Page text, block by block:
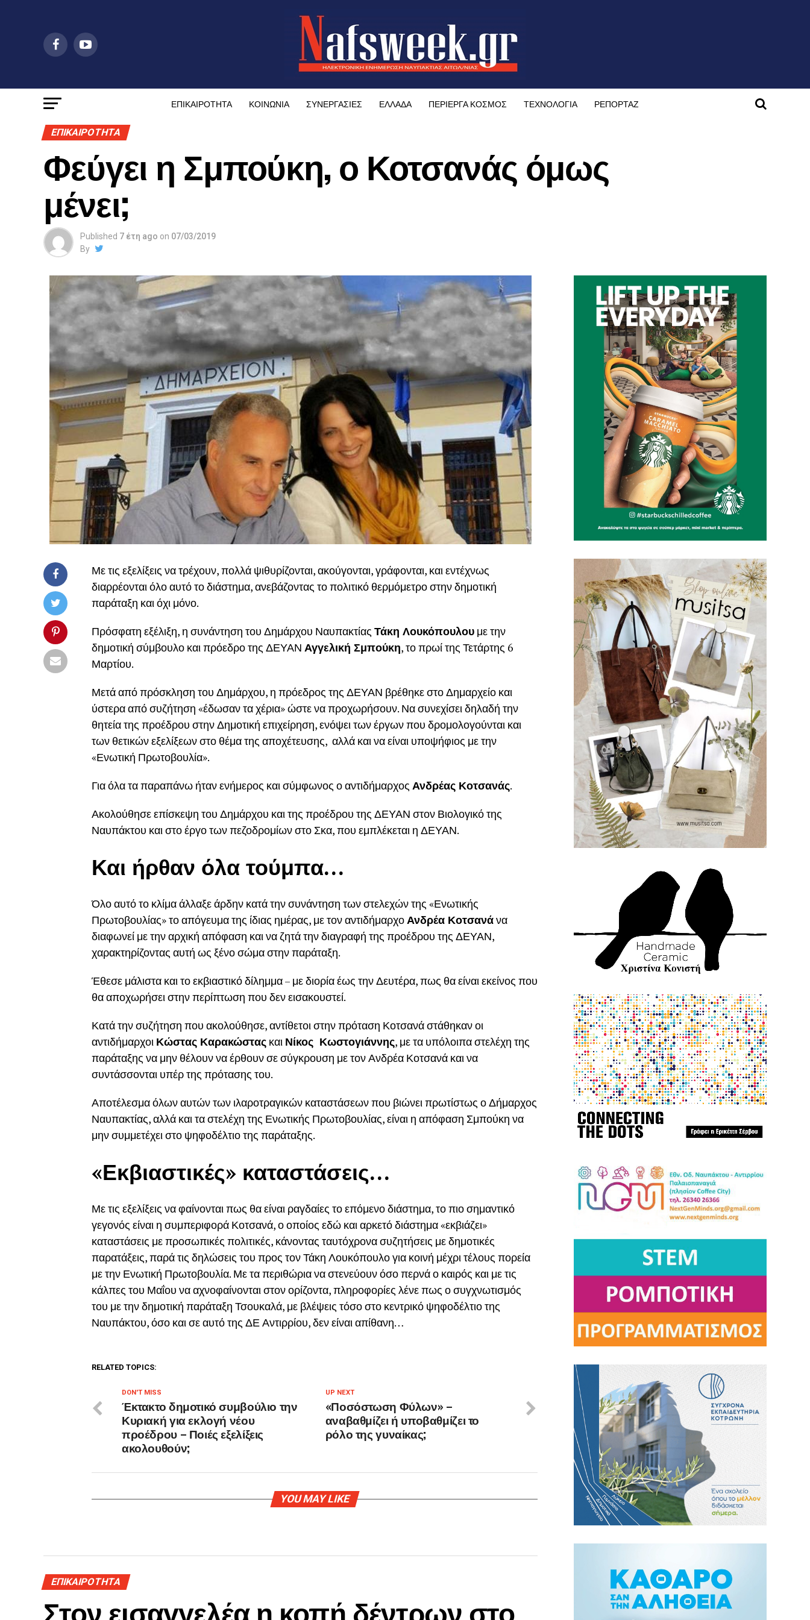
ΕΠΙΚΑΙΡΟΤΗΤΑ ΚΟΙΝΩΝΙΑ ΣΥΝΕΡΓΑΣΙΕΣ ΕΛΛΑΔΑ ΠΕΡΙΕΡΓΑ ΚΟΣΜΟΣ ΤΕΧΝΟΛΟΓΙΑ ΡΕΠΟΡΤΑΖ
ΕΠΙΚΑΙΡΟΤΗΤΑ
Φεύγει η Σμπούκη, ο Κοτσανάς όμως
μένει;
Published 7 έτη ago on 07/03/2019
By
Με τις εξελίξεις να τρέχουν, πολλά ψιθυρίζονται, ακούγονται, γράφονται, και εντέχνως
διαρρέονται όλο αυτό το διάστημα, ανεβάζοντας το πολιτικό θερμόμετρο στην δημοτική
παράταξη και όχι μόνο.
Πρόσφατη εξέλιξη, η συνάντηση του Δημάρχου Ναυπακτίας Τάκη Λουκόπουλου με την
δημοτική σύμβουλο και πρόεδρο της ΔΕΥΑΝ Αγγελική Σμπούκη, το πρωί της Τετάρτης 6
Μαρτίου.
Μετά από πρόσκληση του Δημάρχου, η πρόεδρος της ΔΕΥΑΝ βρέθηκε στο Δημαρχείο και
ύστερα από συζήτηση «έδωσαν τα χέρια» ώστε να προχωρήσουν. Να συνεχίσει δηλαδή την
θητεία της προέδρου στην Δημοτική επιχείρηση, ενόψει των έργων που δρομολογούνται και
των θετικών εξελίξεων στο θέμα της αποχέτευσης, αλλά και να είναι υποψήφιος με την
«Ενωτική Πρωτοβουλία».
Για όλα τα παραπάνω ήταν ενήμερος και σύμφωνος ο αντιδήμαρχος Ανδρέας Κοτσανάς.
Ακολούθησε επίσκεψη του Δημάρχου και της προέδρου της ΔΕΥΑΝ στον Βιολογικό της
Ναυπάκτου και στο έργο των πεζοδρομίων στο Σκα, που εμπλέκεται η ΔΕΥΑΝ.
Και ήρθαν όλα τούμπα…
Όλο αυτό το κλίμα άλλαξε άρδην κατά την συνάντηση των στελεχών της «Ενωτικής
Πρωτοβουλίας» το απόγευμα της ίδιας ημέρας, με τον αντιδήμαρχοΑνδρέα Κοτσανάνα
διαφωνεί με την αρχική απόφαση και να ζητά την διαγραφή της προέδρου της ΔΕΥΑΝ,
χαρακτηρίζοντας αυτή ως ξένο σώμα στην παράταξη.
Έθεσε μάλιστα και το εκβιαστικό δίλημμα – με διορία έως την Δευτέρα, πως θα είναι εκείνος που
θα αποχωρήσει στην περίπτωση που δεν εισακουστεί.
Κατά την συζήτηση που ακολούθησε, αντίθετοι στην πρόταση Κοτσανά στάθηκαν οι
αντιδήμαρχοι Κώστας Καρακώστας και Νίκος Κωστογιάννης, με τα υπόλοιπα στελέχη της
παράταξης να μην θέλουν να έρθουν σε σύγκρουση με τον Ανδρέα Κοτσανά και να
συντάσσονται υπέρ της πρότασης του.
Αποτέλεσμα όλων αυτών των ιλαροτραγικών καταστάσεων που βιώνει πρωτίστως ο Δήμαρχος
Ναυπακτίας, αλλά και τα στελέχη της Ενωτικής Πρωτοβουλίας, είναι η απόφαση Σμπούκη να
μην συμμετέχει στο ψηφοδέλτιο της παράταξης.
«Εκβιαστικές» καταστάσεις…
Με τις εξελίξεις να φαίνονται πως θα είναι ραγδαίες το επόμενο διάστημα, το πιο σημαντικό
γεγονός είναι η συμπεριφορά Κοτσανά, ο οποίος εδώ και αρκετό διάστημα «εκβιάζει»
καταστάσεις με προσωπικές πολιτικές, κάνοντας ταυτόχρονα συζητήσεις με δημοτικές
παρατάξεις, παρά τις δηλώσεις του προς τον Τάκη Λουκόπουλο για κοινή μέχρι τέλους πορεία
με την Ενωτική Πρωτοβουλία. Με τα περιθώρια να στενεύουν όσο περνά ο καιρός και με τις
κάλπες του Μαΐου να αχνοφαίνονται στον ορίζοντα, πληροφορίες λένε πως ο συγχνωτισμός
του με την δημοτική παράταξη Τσουκαλά, με βλέψεις τόσο στο κεντρικό ψηφοδέλτιο της
Ναυπάκτου, όσο και σε αυτό της ΔΕ Αντιρρίου, δεν είναι απίθανη…
RELATED TOPICS:
UP NEXT
«Ποσόστωση Φύλων» –
αναβαθμίζει ή υποβαθμίζει το
ρόλο της γυναίκας;
DON'T MISS
Έκτακτο δημοτικό συμβούλιο την
Κυριακή για εκλογή νέου
προέδρου – Ποιές εξελίξεις
ακολουθούν;
YOU MAY LIKE
ΕΠΙΚΑΙΡΟΤΗΤΑ
Στον εισαγγελέα η κοπή δέντρων στο